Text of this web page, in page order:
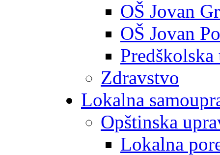
OŠ Jovan
OŠ Jovan
Predškolska
Zdravstvo
Lokalna
Opštinska
Lokalna